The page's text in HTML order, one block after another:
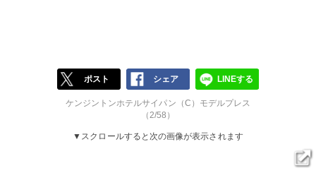
ポスト シェア LINEする
ケンジントンホテルサイパン（C）モデルプレス
（2/58）
▼スクロールすると次の画像が表示されます